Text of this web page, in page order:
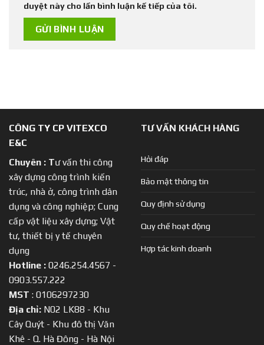
duyệt này cho lần bình luận kế tiếp của tôi.
CÔNG TY CP VITEXCO
E&C
Chuyên : Tư vấn thi công
xây dựng công trình kiến
trúc, nhà ở, công trình dân
dụng và công nghiệp; Cung
cấp vật liệu xây dựng; Vật
tư, thiết bị y tế chuyên
dụng
Hotline : 0246.254.4567 -
0903.557.222
MST : 0106297230
Địa chỉ: N02 LK88 - Khu
Cây Quýt - Khu đô thị Văn
Khê - Q. Hà Đông - Hà Nội
TƯ VẤN KHÁCH HÀNG
Hỏi đáp
Bảo mật thông tin
Quy định sử dụng
Quy chế hoạt động
Hợp tác kinh doanh